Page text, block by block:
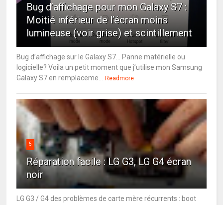
Bug d’affichage pour mon Galaxy S7 :
Moitié inférieur de l’écran moins
lumineuse (voir grise) et scintillement
Bug d’affichage sur le Galaxy S7… Panne matérielle ou
logicielle? Voila un petit moment que j’utilise mon Samsung
Galaxy S7 en remplaceme...
Readmore
5
Réparation facile : LG G3, LG G4 écran
noir
LG G3 / G4 des problèmes de carte mère récurrents : boot